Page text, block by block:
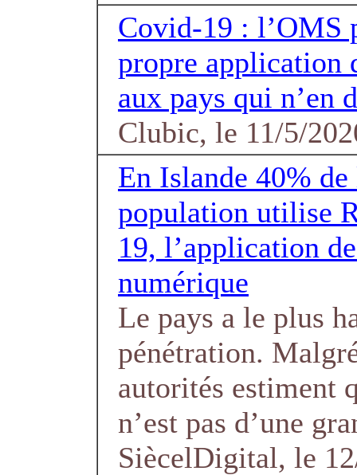
Covid-19 : l’OMS
propre application
aux pays qui n’en
Clubic, le 11/5/
En Islande 40% de
population utilise
19, l’application
numérique
Le pays a le plus
pénétration.
autorités estiment
n’est pas d’une
SiècelDigital, le